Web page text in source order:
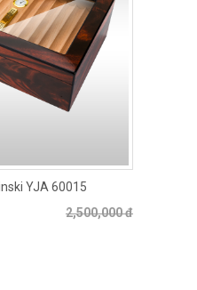
YJA 60015
2,500,000 đ